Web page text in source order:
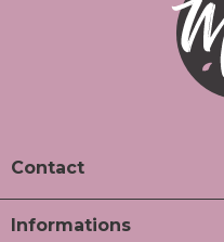
Contact
Informations